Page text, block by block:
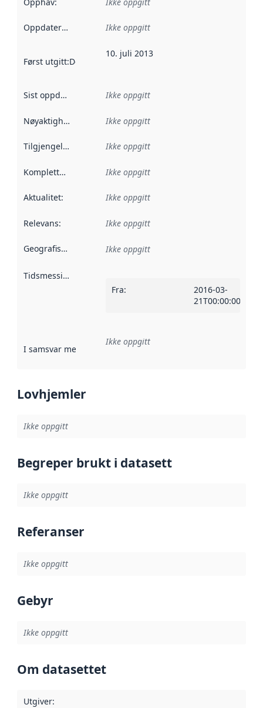
Oppdateringsfrekvens :
Ikke oppgitt
Først utgitt:Denne datoen sier når dataene i dette
10. juli 2013
Sist oppdatert Ikke oppgitt
Nøyaktighet Ikke oppgitt
Tilgjengelighet Ikke oppgitt
Kompletthet Ikke oppgitt
Aktualitet: Ikke oppgitt
Relevans: Ikke oppgitt
Geografisk avgrensning :
Ikke oppgitt
Tidsmessig avgrensning
Fra:
2016-03-
21T00:00:00Z
I samsvar med Referanse til en implementasjonsregel
Ikke oppgitt
Lovhjemler
Ikke oppgitt
Begreper brukt i datasett
Ikke oppgitt
Referanser
Ikke oppgitt
Gebyr
Ikke oppgitt
Om datasettet
Utgiver: